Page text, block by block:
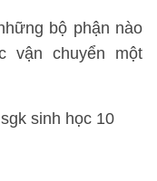
bộ phận nào
vận chuyển một